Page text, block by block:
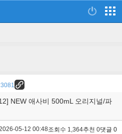
NEW 애사비 500mL 오리지널/파
05-12 00:48조회수 1,364추천 0댓글 0